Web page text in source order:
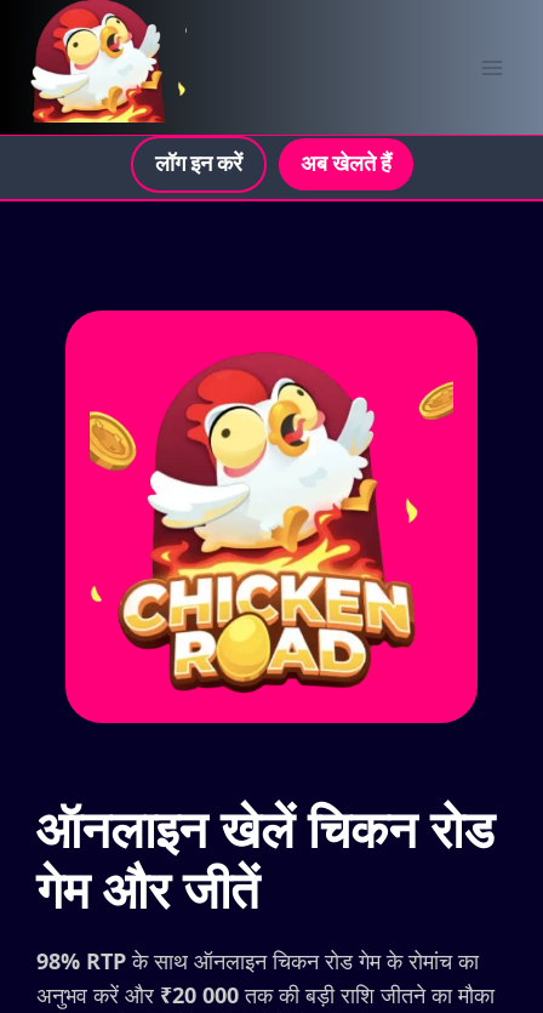
content
लॉग इन करें अब खेलते हैं
ऑनलाइन खेलें चिकन रोड
गेम और जीतें
98% RTPके साथ ऑनलाइन चिकन रोड गेम के रोमांच का
अनुभव करें और ₹20 000तक की बड़ी राशि जीतने का मौका